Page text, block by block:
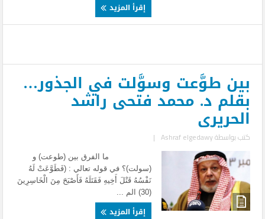
إقرأ المزيد
بين طوَّعت وسوَّلت في الجذور…
بقلم د. محمد فتحى راشد
الحريرى
كتب بواسطةAshraf elgedawy
|
ما الفرق بين (طوعت) و
(سولت)؟ في قوله تعالي : (فَطَوَّعَتْ لَهُ
نَفْسُهُ قَتْلَ أَخِيهِ فَقَتَلَهُ فَأَصْبَحَ مِنَ الْخَاسِرِينَ
(30) الم ...
إقرأ المزيد